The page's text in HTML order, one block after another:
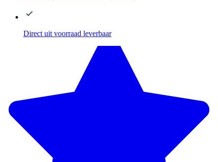
Direct uit voorraad leverbaar